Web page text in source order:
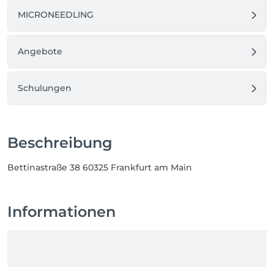
MICRONEEDLING
Angebote
Schulungen
Beschreibung
Bettinastraße 38 60325 Frankfurt am Main
Informationen